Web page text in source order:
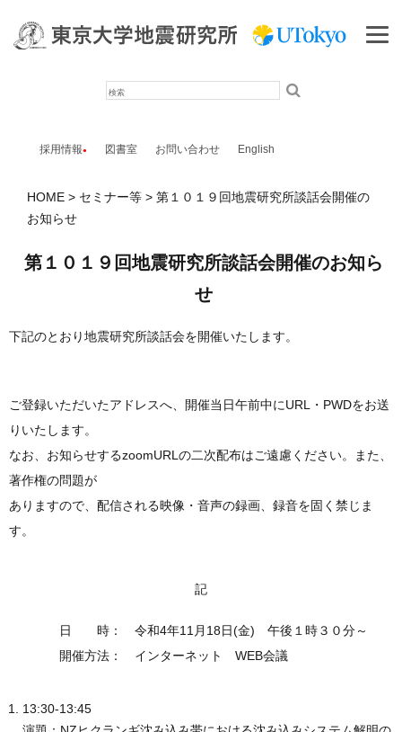
採用情報 図書室 お問い合わせ English
HOME セミナー等
第１０１９回地震研究所談話会開催の
お知らせ
第１０１９回地震研究所談話会開催のお知ら
せ
下記のとおり地震研究所談話会を開催いたします。
ご登録いただいたアドレスへ、開催当日午前中にURL・PWDをお送
りいたします。
なお、お知らせするzoomURLの二次配布はご遠慮ください。また、
著作権の問題が
ありますので、配信される映像・音声の録画、録音を固く禁じま
す。
記
日 時： 令和4年11月18日(金) 午後１時３０分～
開催方法： インターネット WEB会議
13:30-13:45